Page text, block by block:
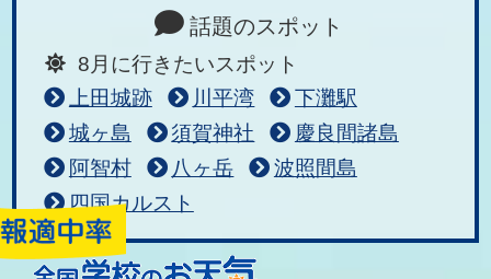
話題のスポット
8月に行きたいスポット
上田城跡
川平湾
下灘駅
城ヶ島
須賀神社
慶良間諸島
阿智村
八ヶ岳
波照間島
四国カルスト